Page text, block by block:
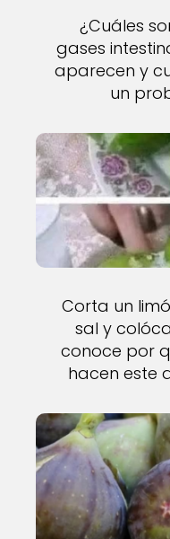
¿Cuáles
gases
aparecen y
un
Corta un
sal y
conoce por
hacen este